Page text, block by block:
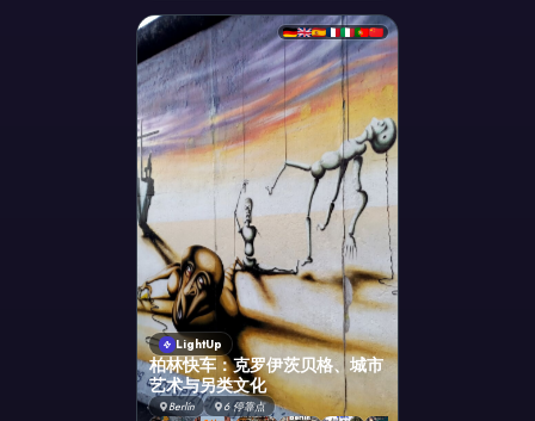
LightUp
柏林快车：克罗伊茨贝格、城市
艺术与另类文化
Berlín 6 停靠点